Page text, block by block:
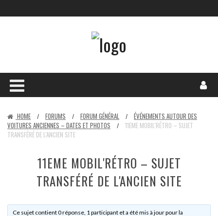
HOME / FORUMS / FORUM GÉNÉRAL /
ÉVÉNEMENTS AUTOUR DES
VOITURES ANCIENNES – DATES ET PHOTOS
/
11EME MOBIL'RÉTRO – SUJET
TRANSFÉRÉ DE L'ANCIEN SITE
11EME MOBIL'RÉTRO – SUJET
TRANSFÉRÉ DE L'ANCIEN SITE
Ce sujet contient 0 réponse, 1 participant et a été mis à jour pour la